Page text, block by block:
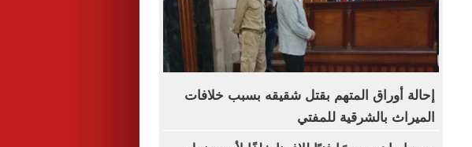
إحالة أوراق المتهم بقتل شقيقه بسبب خلافات
الميراث بالشرقية للمفتي